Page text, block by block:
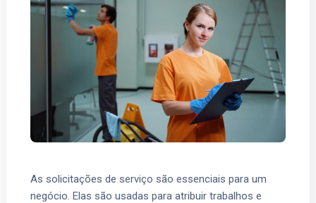
As solicitações de serviço são essenciais para um
negócio. Elas são usadas ​​para atribuir trabalhos e